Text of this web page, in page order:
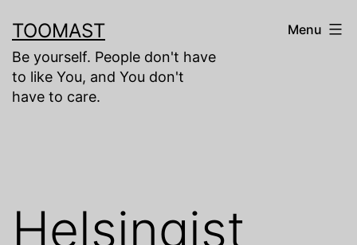
to
content
TOOMAST
Be yourself. People don't have
to like You, and You don't
have to care.
Menu
Helsingist